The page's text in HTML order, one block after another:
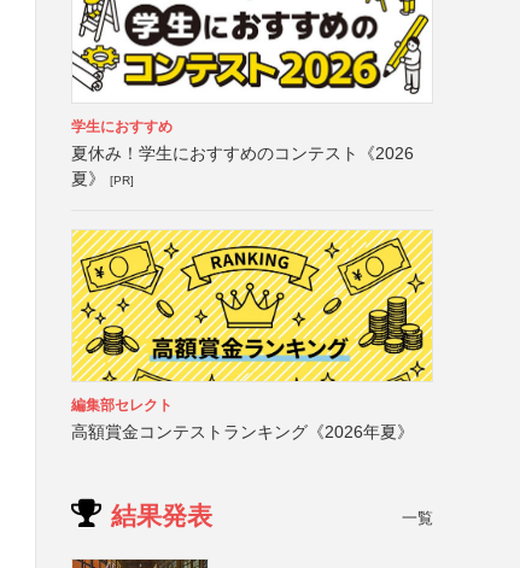
学生におすすめ
夏休み！学生におすすめのコンテスト《2026
夏》
[PR]
編集部セレクト
高額賞金コンテストランキング《2026年夏》
結果発表 一覧